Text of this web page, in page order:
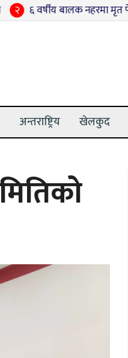
बालक नहरमा मृत फेला ३
अन्तराष्ट्रिय खेलकुद